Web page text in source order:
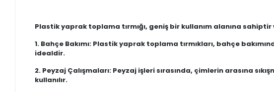
Plastik yaprak toplama tırmığı, geniş bir kullanım alanına
1. Bahçe Bakımı: Plastik yaprak toplama tırmıkları, bahçe
idealdir.
2. Peyzaj Çalışmaları: Peyzaj işleri sırasında, çimlerin arasına
kullanılır.